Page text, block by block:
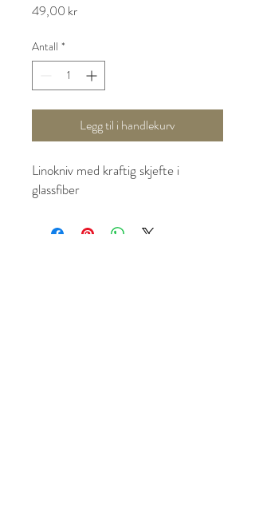
49,00 krPris
Antall *
Legg til i handlekurv
Linokniv med kraftig skjefte i
glassfiber